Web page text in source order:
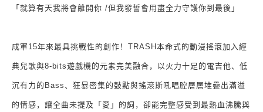
「就算有天我將會離開你 /但我發誓會用盡全力守護你到最後」
成軍15年來最具挑戰性的創作！ TRASH 本命式的動漫搖滾加入經
典兒歌與8-bits遊戲機的元素完美融合，以火力十足的電吉他、低
沉有力的 Bass 、狂暴密集的鼓點與搖滾斯吼唱腔層層堆疊出滿溢
的情感，讓全曲未提及「愛」的詞，卻能完整感受到最熱血沸騰與